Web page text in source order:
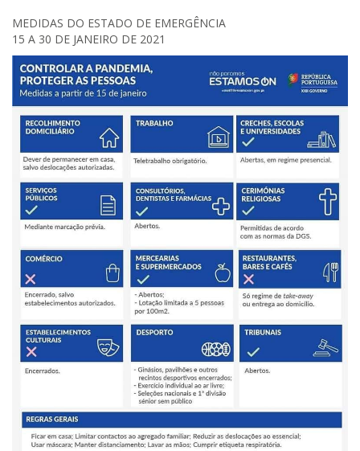
MEDIDAS DO ESTADO DE EMERGÊNCIA
15 A 30 DE JANEIRO DE 2021